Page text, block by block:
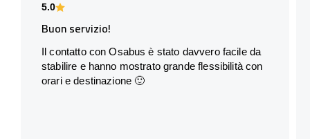
5.0
Buon servizio!
Il contatto con Osabus è stato davvero facile da
stabilire e hanno mostrato grande flessibilità con
orari e destinazione 🙂